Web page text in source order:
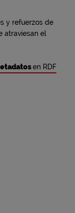
y refuerzos de
atraviesan el
en RDF